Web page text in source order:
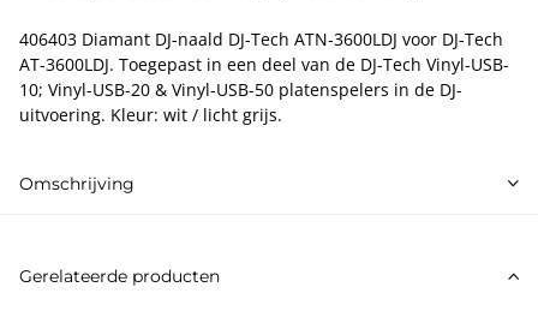
406403 Diamant DJ-naald DJ-Tech ATN-3600LDJ voor DJ-Tech
AT-3600LDJ. Toegepast in een deel van de DJ-Tech Vinyl-USB-
10; Vinyl-USB-20 & Vinyl-USB-50 platenspelers in de DJ-
uitvoering. Kleur: wit / licht grijs.
Omschrijving
Gerelateerde producten